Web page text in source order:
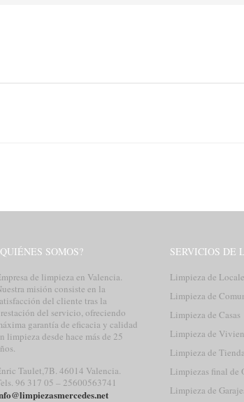
SOMOS?
de limpieza en Valencia.
misión consiste en la
del cliente tras la
del servicio, ofreciendo
garantía de eficacia y calidad
limpieza desde hace más de 25
Taulet,7B. 46014 Valencia.
96 317 05 – 25600563741
SERVICIOS DE
Limpieza de
Limpieza de
Limpieza de Casas
Limpieza de
Limpieza de
Limpiezas final de
Limpieza de